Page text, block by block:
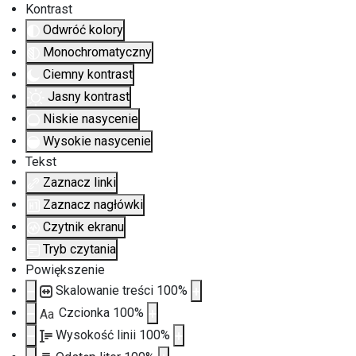
Kontrast
Odwróć kolory
Monochromatyczny
Ciemny kontrast
Jasny kontrast
Niskie nasycenie
Wysokie nasycenie
Tekst
Zaznacz linki
Zaznacz nagłówki
Czytnik ekranu
Tryb czytania
Powiększenie
Skalowanie treści 100%
Aa Czcionka 100%
Wysokość linii 100%